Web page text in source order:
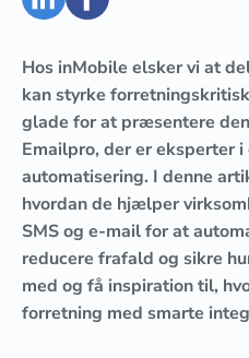
Hos inMobile elsker vi at
kan styrke
glade for at præsentere
Emailpro, der er eksperter
automatisering. I denne
hvordan de hjælper
SMS og e-mail for at
reducere frafald og sikre
med og få inspiration til,
forretning med smarte